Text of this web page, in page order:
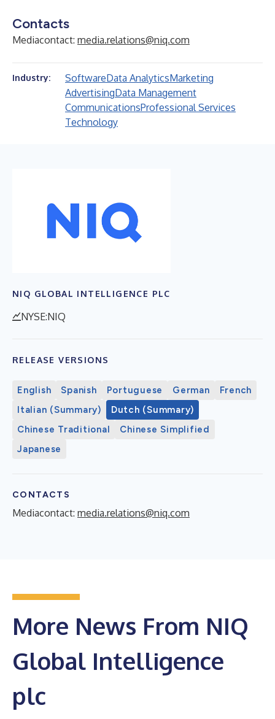
Contacts
Mediacontact: media.relations@niq.com
Industry: SoftwareData AnalyticsMarketing
AdvertisingData Management
CommunicationsProfessional Services
Technology
NIQ GLOBAL INTELLIGENCE PLC
NYSE:NIQ
RELEASE VERSIONS
English Spanish Portuguese German
French
Italian (Summary)
Dutch (Summary)
Chinese Traditional
Chinese Simplified
Japanese
CONTACTS
Mediacontact: media.relations@niq.com
More News From NIQ
Global Intelligence
plc